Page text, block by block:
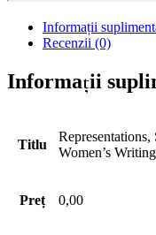
Informații
Recenzii (0)
Informații
Titlu
Women’s Writing
Preț 0,00